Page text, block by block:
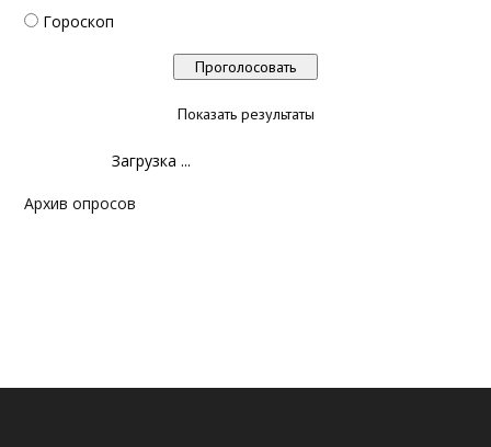
Гороскоп
Показать результаты
Загрузка ...
Архив опросов